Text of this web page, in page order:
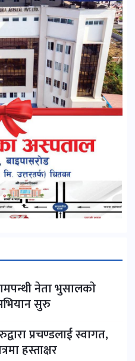
नेता भुसालकाे
सुरु
प्रचण्डलाई स्वागत,
हस्ताक्षर